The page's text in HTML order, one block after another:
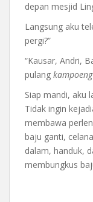
depan mesjid
Langsung aku
pergi?”
“Kausar, Andri,
pulang kampoeng
Siap mandi, aku
Tidak ingin
membawa
baju ganti,
dalam, handuk,
membungkus